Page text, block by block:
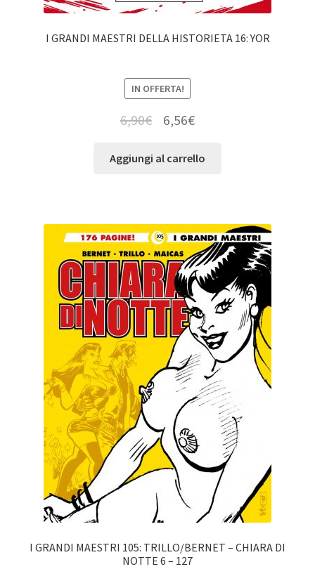
I GRANDI MAESTRI DELLA HISTORIETA 16: YOR
IN OFFERTA!
6,90€ 6,56€
Aggiungi al carrello
I GRANDI MAESTRI 105: TRILLO/BERNET – CHIARA DI
NOTTE 6 – 127